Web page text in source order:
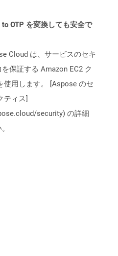
to OTP を変換しても安全で
Cloud は、サービスのセキ
保証する Amazon EC2 ク
使用します。 [Aspose のセ
ティス]
security) の詳細